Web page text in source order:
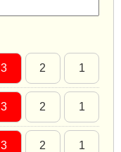
3 2 1
3 2 1
3 2 1